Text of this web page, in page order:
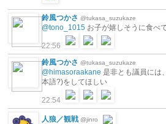
鈴風つかさ @tukasa_suzukaze
@tono_1015 お子が嬉しそうに食べ
22:56
鈴風つかさ @tukasa_suzukaze
@himasoraakane 是非とも議員には
本語?)をしてほしい
22:54
人狼／観戦 @jinro